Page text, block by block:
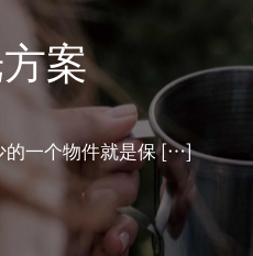
案
一个物件就是保[…]